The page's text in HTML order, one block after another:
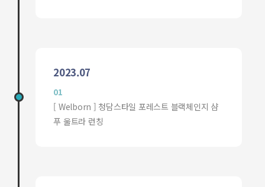
2023.07
01
[ Welborn ] 청담스타일 포레스트 블랙체인지 샴
푸 울트라 런칭